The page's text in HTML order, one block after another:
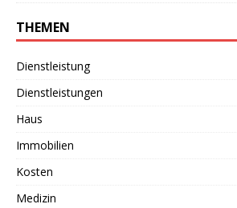
THEMEN
Dienstleistung
Dienstleistungen
Haus
Immobilien
Kosten
Medizin